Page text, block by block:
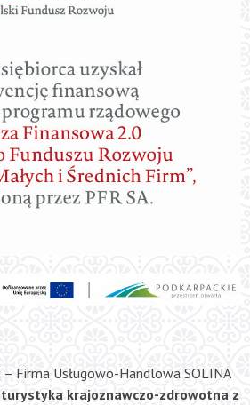
– Firma Usługowo-Handlowa SOLINA
krajoznawczo-zdrowotna z